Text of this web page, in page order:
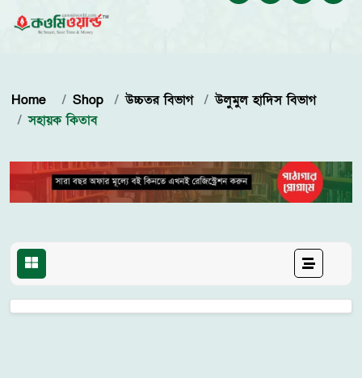
Home Shop উচ্চতর বিভাগ
উলুমুল হাদিস বিভাগ
সহায়ক কিতাব